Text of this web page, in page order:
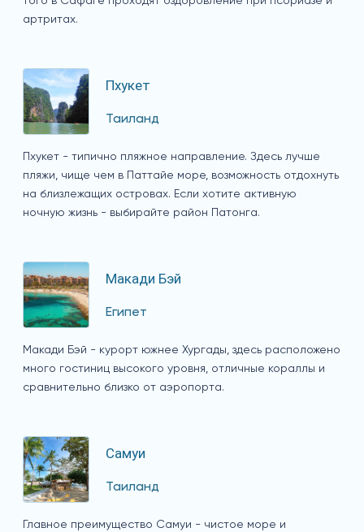
артритах.
Пхукет
Таиланд
Пхукет - типично пляжное направление. Здесь лучше
пляжи, чище чем в Паттайе море, возможность отдохнуть
на близлежащих островах. Если хотите активную
ночную жизнь - выбирайте район Патонга.
Макади Бэй
Египет
Макади Бэй - курорт южнее Хургады, здесь расположено
много гостиниц высокого уровня, отличные кораллы и
сравнительно близко от аэропорта.
Самуи
Таиланд
Главное преимущество Самуи - чистое море и